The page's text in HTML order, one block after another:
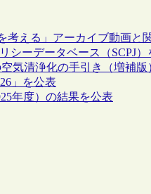
考える」アーカイブ動画と
シーデータベース（SCPJ
気清浄化の手引き（増補版
」を公表
年度）の結果を公表